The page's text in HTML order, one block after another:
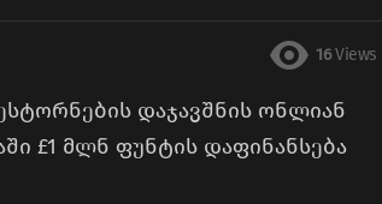
16 Views
დაჯავშნის ონლიან
£1 მლნ ფუნტის დაფინანსება